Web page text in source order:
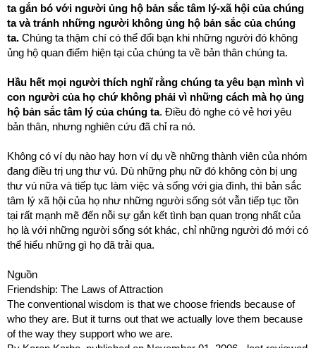
ta gắn bó với người ủng hộ bản sắc tâm lý-xã hội của chúng
ta và tránh những người không ủng hộ bản sắc của chúng
ta. Chúng ta thậm chí có thể đổi bạn khi những người đó không
ủng hộ quan điểm hiện tại của chúng ta về bản thân chúng ta.
Hầu hết mọi người thích nghĩ rằng chúng ta yêu bạn mình vì
con người của họ chứ không phải vì những cách mà họ ủng
hộ bản sắc tâm lý của chúng ta. Điều đó nghe có vẻ hơi yêu
bản thân, nhưng nghiên cứu đã chỉ ra nó.
Không có ví dụ nào hay hơn ví dụ về những thành viên của nhóm
đang điều trị ung thư vú. Dù những phụ nữ đó không còn bị ung
thư vú nữa và tiếp tục làm việc và sống với gia đình, thì bản sắc
tâm lý xã hội của họ như những người sống sót vẫn tiếp tục tồn
tại rất mạnh mẽ đến nỗi sự gắn kết tình bạn quan trọng nhất của
họ là với những người sống sót khác, chỉ những người đó mới có
thể hiểu những gì họ đã trải qua.
Nguồn
Friendship: The Laws of Attraction
The conventional wisdom is that we choose friends because of
who they are. But it turns out that we actually love them because
of the way they support who we are.